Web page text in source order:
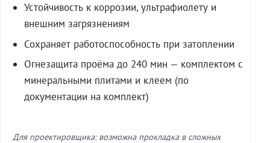
Устойчивость к коррозии, ультрафиолету и
внешним загрязнениям
Сохраняет работоспособность при затоплении
Огнезащита проёма до 240 мин — комплектом с
минеральными плитами и клеем (по
документации на комплект)
Для проектировщика: возможна прокладка в сложных